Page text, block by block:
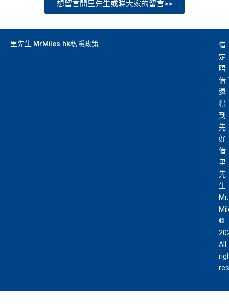
想留言問里先生或睇大家的留言>>
里先生 MrMiles.hk私隱政策
借
定
唔
借
還
得
到
先
好
借
里
先
生
Mr.
©
All